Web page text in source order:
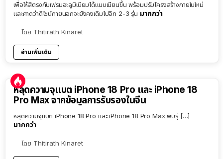
เพื่อให้สีตรงกับเฟรมอะลูมิเนียมได้แนบเนียนขึ้น พร้อมปรับโครงสร้างภายในใหม่
และคาดว่าดีไซน์ภายนอกจะยังคงเดิมไปอีก 2-3 รุ่น มากกว่า
โดย Thitirath Kinaret
อ่านเพิ่มเติม
หลุดความจุแบต iPhone 18 Pro และ iPhone 18
Pro Max จากข้อมูลการรับรองในจีน
หลุดความจุแบต iPhone 18 Pro และ iPhone 18 Pro Max พบรุ่ […]
มากกว่า
โดย Thitirath Kinaret